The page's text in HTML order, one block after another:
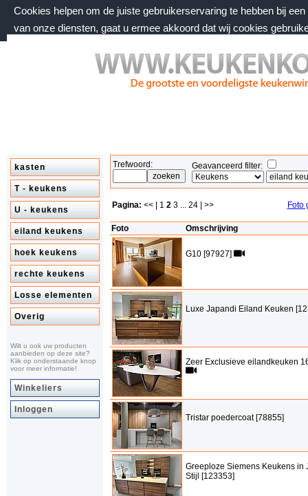
Cookies helpen om de juiste gebruikerservaring te hebben bij
van onze diensten, gaat u ermee akkoord dat wij cookies
zondag 9 augustus 2026, 12:35 uur
Welkom bij keukenkorting.nl
kasten
T - keukens
U - keukens
eiland keukens
hoek keukens
rechte keukens
Losse elementen
Overig
Wilt u ook uw producten
aanbieden op deze site?
Klik op onderstaande knop
voor meer informatie!
Winkeliers
Inloggen
Trefwoord: Geavanceerd filter:
Pagina: << | 1 2 3 ... 24 | >> Foto
Foto Omschrijving
G10 [97927]
Luxe Japandi Eiland Keuken
Zeer Exclusieve eilandkeuken
Tristar poedercoat [78855]
Greeploze Siemens Keukens in
Stijl [123353]